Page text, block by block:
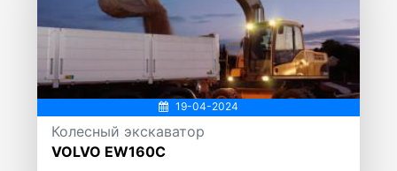
19-04-2024
Колесный экскаватор
VOLVO EW160C